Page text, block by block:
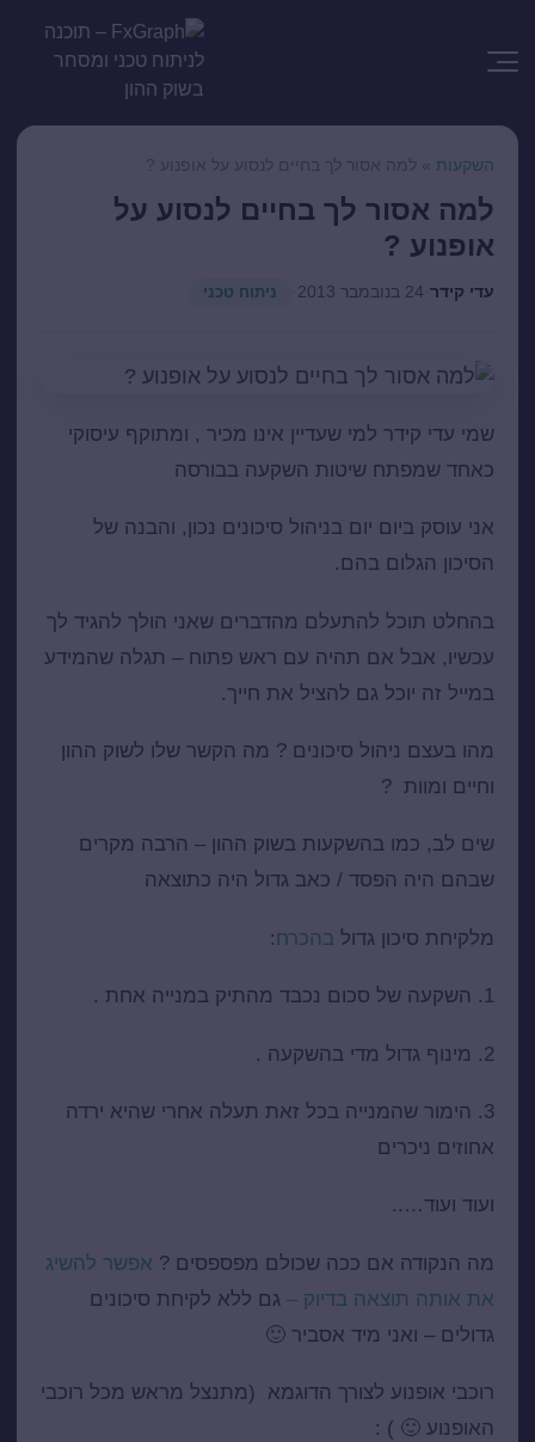
השקעות » למה אסור לך בחיים לנסוע על אופנוע ?
למה אסור לך בחיים לנסוע על
אופנוע ?
עדי קידר 24 בנובמבר 2013 ניתוח טכני
שמי עדי קידר למי שעדיין אינו מכיר , ומתוקף עיסוקי
כאחד שמפתח שיטות השקעה בבורסה
אני עוסק ביום יום בניהול סיכונים נכון, והבנה של
הסיכון הגלום בהם.
בהחלט תוכל להתעלם מהדברים שאני הולך להגיד לך
עכשיו, אבל אם תהיה עם ראש פתוח – תגלה שהמידע
במייל זה יוכל גם להציל את חייך.
מהו בעצם ניהול סיכונים ? מה הקשר שלו לשוק ההון
וחיים ומוות ?
שים לב, כמו בהשקעות בשוק ההון – הרבה מקרים
שבהם היה הפסד / כאב גדול היה כתוצאה
מלקיחת סיכון גדול בהכרח:
1. השקעה של סכום נכבד מהתיק במנייה אחת .
2. מינוף גדול מדי בהשקעה .
3. הימור שהמנייה בכל זאת תעלה אחרי שהיא ירדה
אחוזים ניכרים
ועוד ועוד…..
מה הנקודה אם ככה שכולם מפספסים ? אפשר להשיג
את אותה תוצאה בדיוק – גם ללא לקיחת סיכונים
גדולים – ואני מיד אסביר 🙂
רוכבי אופנוע לצורך הדוגמא (מתנצל מראש מכל רוכבי
האופנוע 🙂 ) :